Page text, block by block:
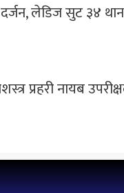
लेडिज सुट ३४
प्रहरी नायब